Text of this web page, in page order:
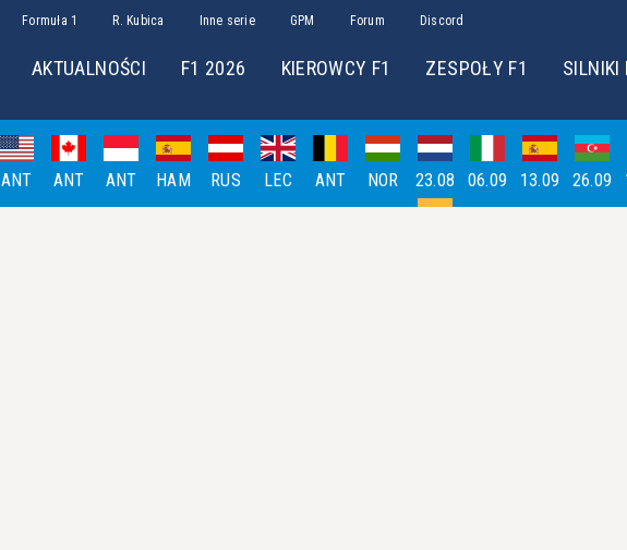
Formuła 1 R. Kubica Inne serie GPM Forum Discord
AKTUALNOŚCI F1 2026 KIEROWCY F1 ZESPOŁY F1 SILNIKI
ANT ANT ANT HAM RUS LEC ANT NOR 23.08 06.09 13.09 26.09